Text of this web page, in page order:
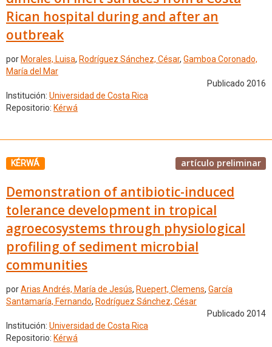
Rican hospital during and after an
outbreak
por Morales, Luisa, Rodríguez Sánchez, César, Gamboa Coronado,
María del Mar
Publicado 2016
Institución: Universidad de Costa Rica
Repositorio: Kérwá
KÉRWÁ artículo preliminar
Demonstration of antibiotic-induced
tolerance development in tropical
agroecosystems through physiological
profiling of sediment microbial
communities
porArias Andrés, María de Jesús, Ruepert, Clemens, García
Santamaría, Fernando, Rodríguez Sánchez, César
Publicado 2014
Institución: Universidad de Costa Rica
Repositorio: Kérwá